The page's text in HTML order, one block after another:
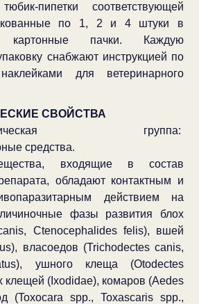
пипетки соответствующей
по 1, 2 и 4 штуки в
картонные пачки. Каждую
снабжают инструкцией по
для ветеринарного
СВОЙСТВА
группа:
средства.
входящие в состав
обладают контактным и
действием на
фазы развития блох
Ctenocephalides felis), вшей
власоедов (Trichodectes canis,
ушного клеща (Otodectes
клещей (Ixodidae), комаров (Aedes
(Toxocara spp., Toxascaris spp.,